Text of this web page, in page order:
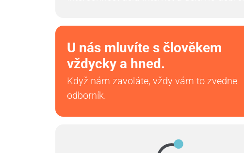
U nás mluvíte s člověkem
vždycky a hned.
Když nám zavoláte, vždy vám to zvedne
odborník.